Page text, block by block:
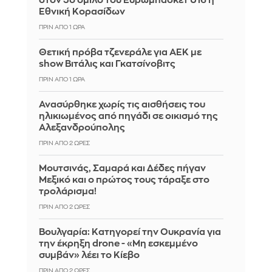
Εθνική Κορασίδων
ΠΡΙΝ ΑΠΌ 1 ΏΡΑ
Θετική πρόβα τζενεράλε για ΑΕΚ με
show Βιτάλις και Γκατσίνοβιτς
ΠΡΙΝ ΑΠΌ 1 ΏΡΑ
Ανασύρθηκε χωρίς τις αισθήσεις του
ηλικιωμένος από πηγάδι σε οικισμό της
Αλεξανδρούπολης
ΠΡΙΝ ΑΠΌ 2 ΏΡΕΣ
Μουτσινάς, Σαμαρά και Δέδες πήγαν
Μεξικό και ο πρώτος τους τάραξε στο
τρολάρισμα!
ΠΡΙΝ ΑΠΌ 2 ΏΡΕΣ
Βουλγαρία: Κατηγορεί την Ουκρανία για
την έκρηξη drone - «Μη εσκεμμένο
συμβάν» λέει το Κίεβο
ΠΡΙΝ ΑΠΌ 2 ΏΡΕΣ